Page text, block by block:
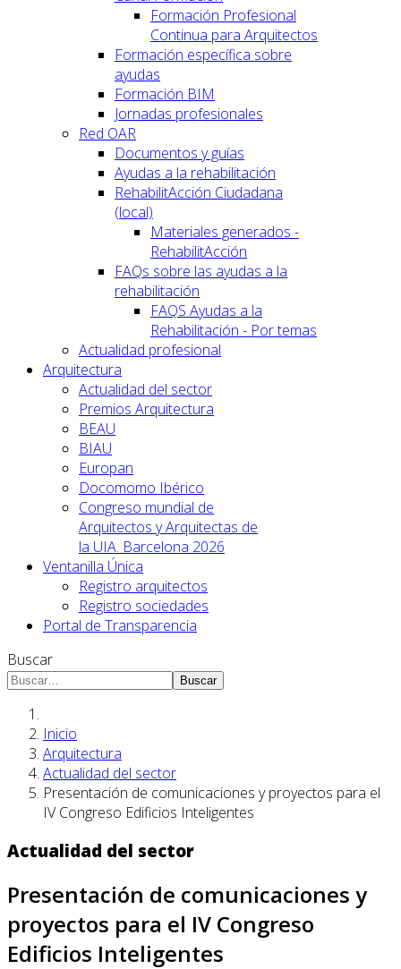
Formación Profesional
Continua para Arquitectos
Formación específica sobre
ayudas
Formación BIM
Jornadas profesionales
Red OAR
Documentos y guías
Ayudas a la rehabilitación
RehabilitAcción Ciudadana
(local)
Materiales generados -
RehabilitAcción
FAQs sobre las ayudas a la
rehabilitación
FAQS Ayudas a la
Rehabilitación - Por temas
Actualidad profesional
Arquitectura
Actualidad del sector
Premios Arquitectura
BEAU
BIAU
Europan
Docomomo Ibérico
Congreso mundial de
Arquitectos y Arquitectas de
la UIA. Barcelona 2026
Ventanilla Única
Registro arquitectos
Registro sociedades
Portal de Transparencia
Buscar
Buscar
Inicio
Arquitectura
Actualidad del sector
Presentación de comunicaciones y proyectos para el
IV Congreso Edificios Inteligentes
Actualidad del sector
Presentación de comunicaciones y
proyectos para el IV Congreso
Edificios Inteligentes